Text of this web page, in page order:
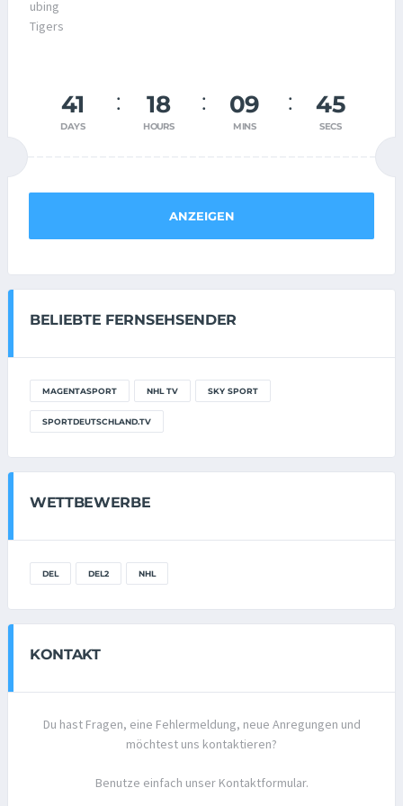
41
DAYS
18
HOURS
09
MINS
45
SECS
ANZEIGEN
BELIEBTE FERNSEHSENDER
MAGENTASPORT NHL TV SKY SPORT
SPORTDEUTSCHLAND.TV
WETTBEWERBE
DEL DEL2 NHL
KONTAKT
Du hast Fragen, eine Fehlermeldung, neue Anregungen und
möchtest uns kontaktieren?
Benutze einfach unser Kontaktformular.